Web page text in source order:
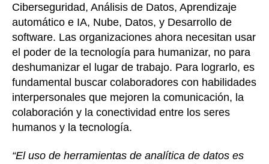
Ciberseguridad, Análisis de Datos, Aprendizaje
automático e IA, Nube, Datos, y Desarrollo de
software. Las organizaciones ahora necesitan usar
el poder de la tecnología para humanizar, no para
deshumanizar el lugar de trabajo. Para lograrlo, es
fundamental buscar colaboradores con habilidades
interpersonales que mejoren la comunicación, la
colaboración y la conectividad entre los seres
humanos y la tecnología.
“El uso de herramientas de analítica de datos es